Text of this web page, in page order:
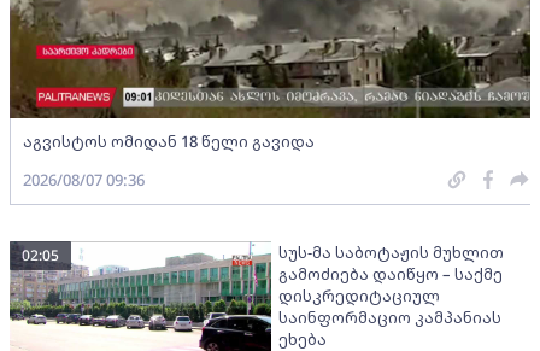
აგვისტოს ომიდან 18 წელი გავიდა
2026/08/07 09:36
სუს-მა საბოტაჟის მუხლით
გამოძიება დაიწყო – საქმე
დისკრედიტაციულ
საინფორმაციო კამპანიას
ეხება
02:05